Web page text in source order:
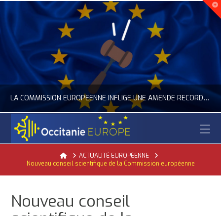
LA COMMISSION EUROPÉENNE INFLIGE UNE AMENDE RECORD À GOOGLE
ACTUALITÉ DE L'UNION EUROPÉENNE, ACTUALITÉ DE LA REPRÉSENTATION D’OCCITANIE EUROPE, NUMÉRIQUE- DIGITAL
HomeACTUALITÉ EUROPÉENNE
Nouveau conseil scientifique de la Commission européenne
Nouveau conseil